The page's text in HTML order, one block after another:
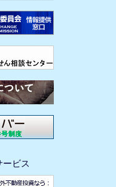
ービス